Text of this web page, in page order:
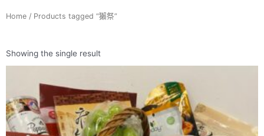
Home / Products tagged “獺祭”
Showing the single result